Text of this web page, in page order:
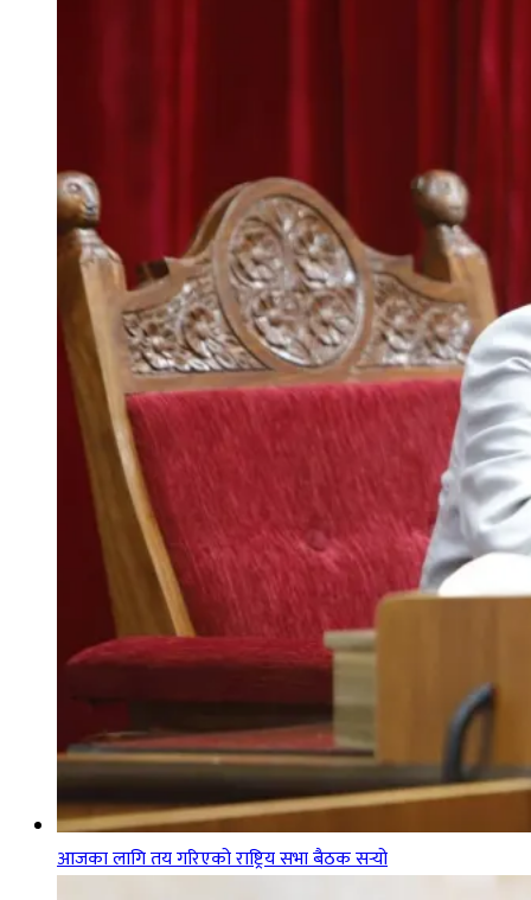
आजका लागि तय गरिएको राष्ट्रिय सभा बैठक सर्‍यो